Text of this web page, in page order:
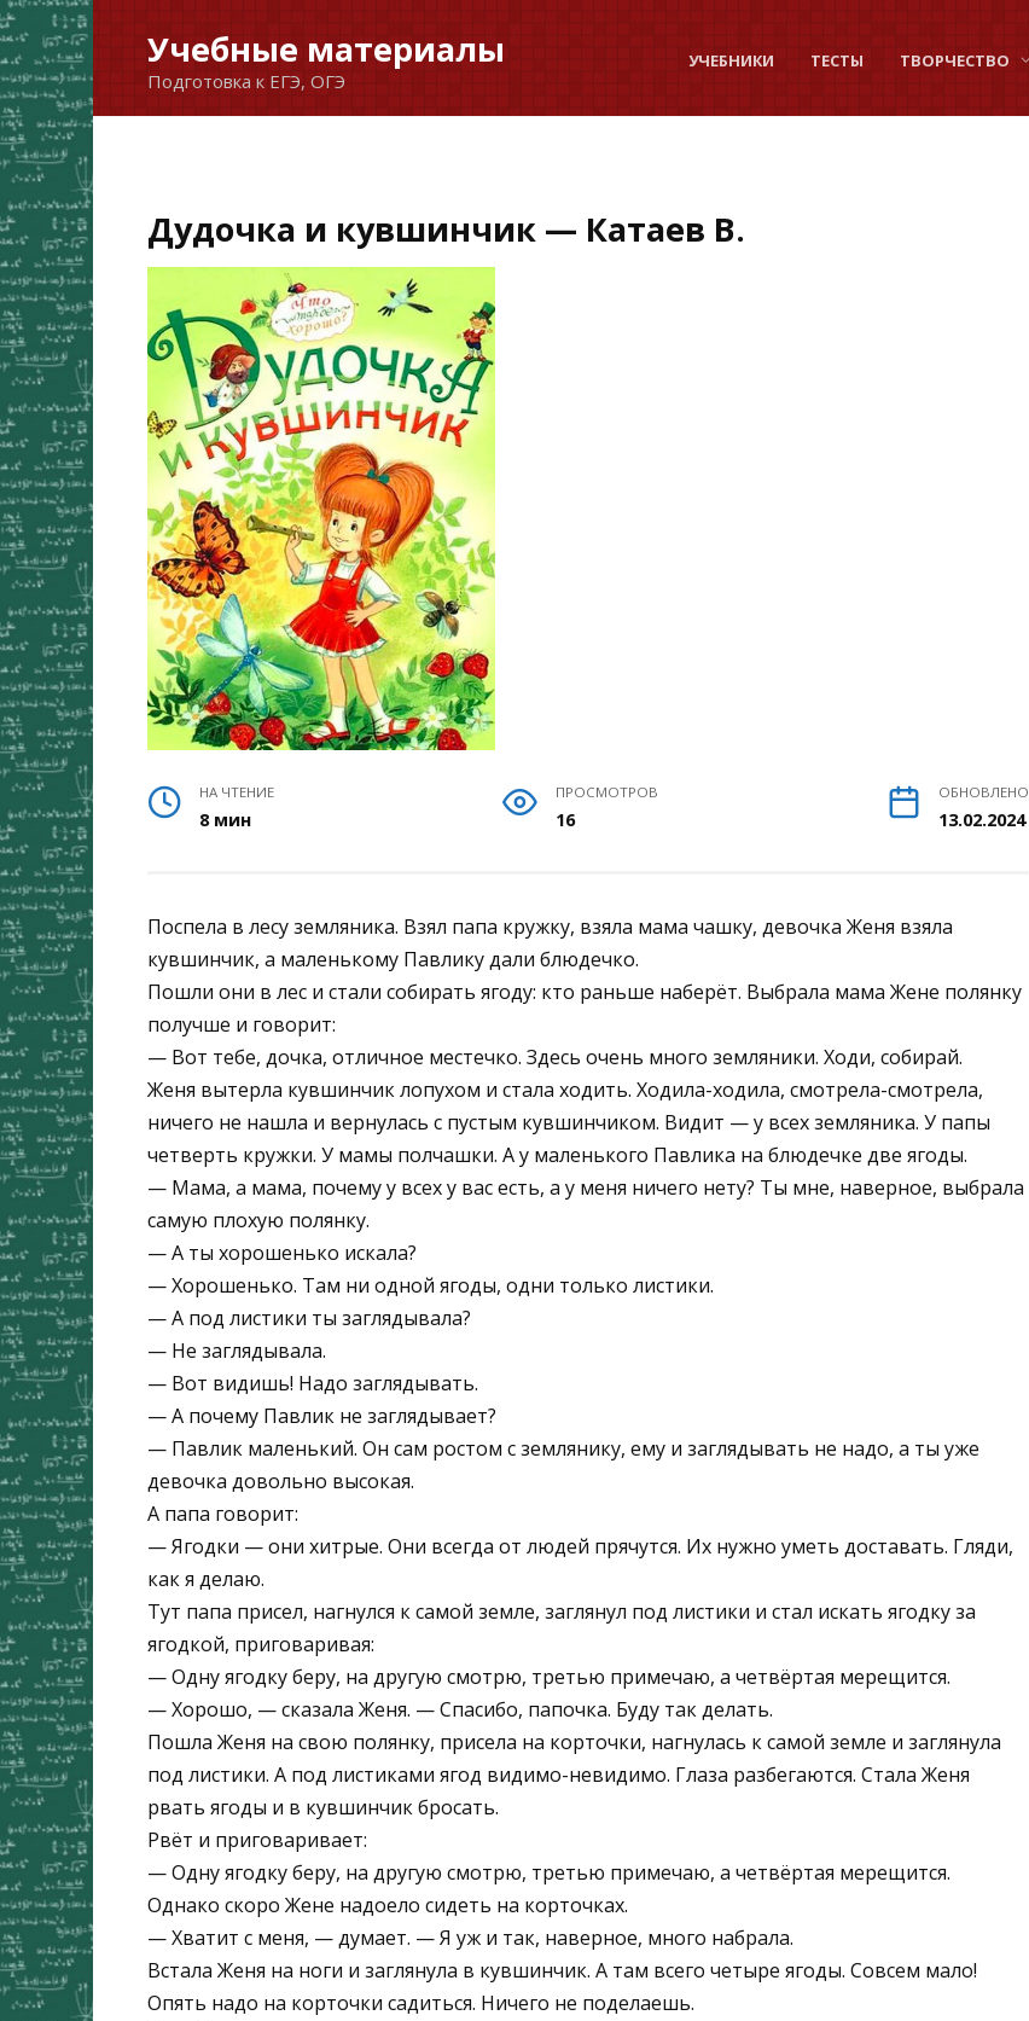
Перейти
к
содержанию
Учебные материалы
Подготовка к ЕГЭ, ОГЭ
УЧЕБНИКИ ТЕСТЫ ТВОРЧЕСТВО
Дудочка и кувшинчик — Катаев В.
НА ЧТЕНИЕ
8 мин
ПРОСМОТРОВ
16
ОБНОВЛЕНО
13.02.2024
Поспела в лесу земляника. Взял папа кружку, взяла мама чашку, девочка Женя взяла
кувшинчик, а маленькому Павлику дали блюдечко.
Пошли они в лес и стали собирать ягоду: кто раньше наберёт. Выбрала мама Жене полянку
получше и говорит:
— Вот тебе, дочка, отличное местечко. Здесь очень много земляники. Ходи, собирай.
Женя вытерла кувшинчик лопухом и стала ходить. Ходила-ходила, смотрела-смотрела,
ничего не нашла и вернулась с пустым кувшинчиком. Видит — у всех земляника. У папы
четверть кружки. У мамы полчашки. А у маленького Павлика на блюдечке две ягоды.
— Мама, а мама, почему у всех у вас есть, а у меня ничего нету? Ты мне, наверное, выбрала
самую плохую полянку.
— А ты хорошенько искала?
— Хорошенько. Там ни одной ягоды, одни только листики.
— А под листики ты заглядывала?
— Не заглядывала.
— Вот видишь! Надо заглядывать.
— А почему Павлик не заглядывает?
— Павлик маленький. Он сам ростом с землянику, ему и заглядывать не надо, а ты уже
девочка довольно высокая.
А папа говорит:
— Ягодки — они хитрые. Они всегда от людей прячутся. Их нужно уметь доставать. Гляди,
как я делаю.
Тут папа присел, нагнулся к самой земле, заглянул под листики и стал искать ягодку за
ягодкой, приговаривая:
— Одну ягодку беру, на другую смотрю, третью примечаю, а четвёртая мерещится.
— Хорошо, — сказала Женя. — Спасибо, папочка. Буду так делать.
Пошла Женя на свою полянку, присела на корточки, нагнулась к самой земле и заглянула
под листики. А под листиками ягод видимо-невидимо. Глаза разбегаются. Стала Женя
рвать ягоды и в кувшинчик бросать.
Рвёт и приговаривает:
— Одну ягодку беру, на другую смотрю, третью примечаю, а четвёртая мерещится.
Однако скоро Жене надоело сидеть на корточках.
— Хватит с меня, — думает. — Я уж и так, наверное, много набрала.
Встала Женя на ноги и заглянула в кувшинчик. А там всего четыре ягоды. Совсем мало!
Опять надо на корточки садиться. Ничего не поделаешь.